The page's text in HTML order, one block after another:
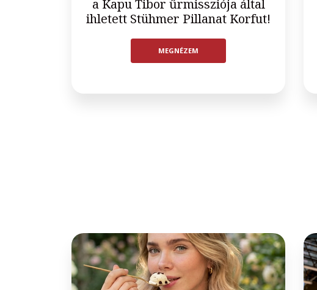
a Kapu Tibor űrmissziója által
ihletett Stühmer Pillanat Korfut!
MEGNÉZEM